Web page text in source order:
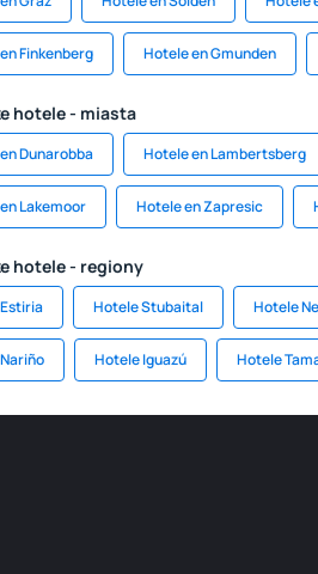
Finkenberg Hotele en Gmunden
hotele - miasta
Dunarobba Hotele en Lambertsberg
Lakemoor Hotele en Zapresic
hotele - regiony
Hotele Stubaital Hotele
Hotele Iguazú Hotele